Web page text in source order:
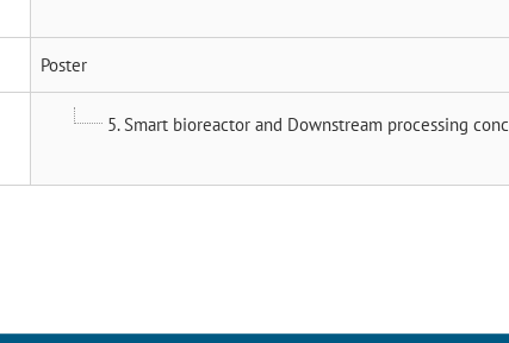
Poster
5. Smart bioreactor and Downstream processing